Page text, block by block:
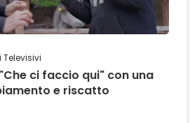
Televisivi
ci faccio qui" con una
e riscatto